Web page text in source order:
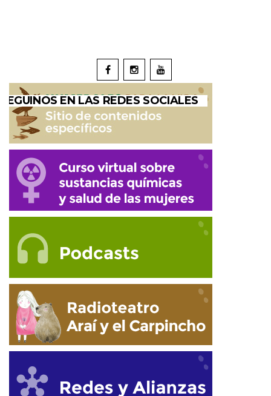
SEGUINOS EN LAS REDES SOCIALES